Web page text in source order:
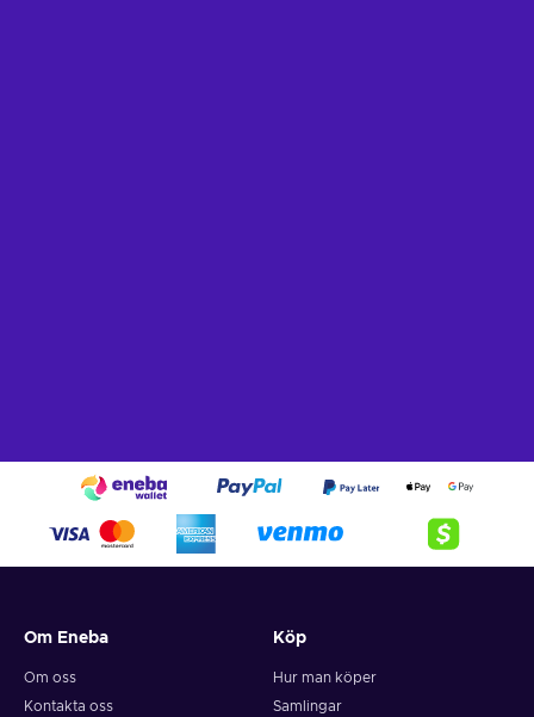
Om Eneba
Om oss
Kontakta oss
Köp
Hur man köper
Samlingar